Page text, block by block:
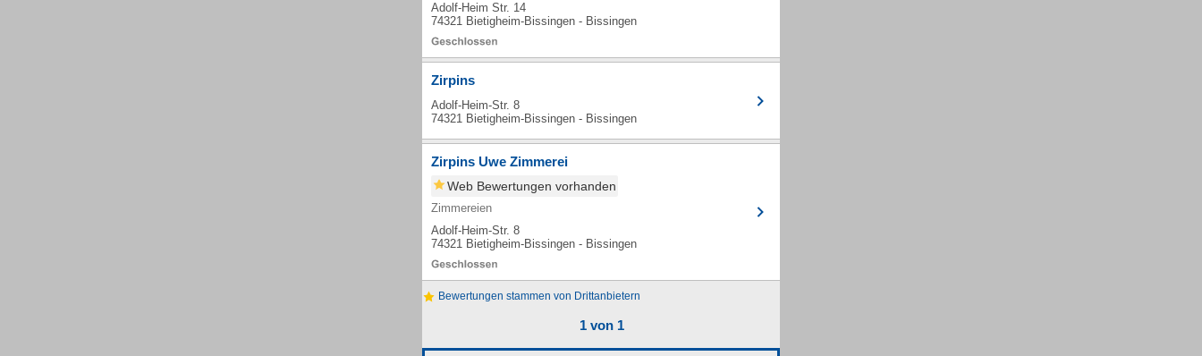
Adolf-Heim Str. 14
74321 Bietigheim-Bissingen - Bissingen
Zirpins
Adolf-Heim-Str. 8
74321 Bietigheim-Bissingen - Bissingen
Zirpins Uwe Zimmerei
Web Bewertungen vorhanden
Zimmereien
Adolf-Heim-Str. 8
74321 Bietigheim-Bissingen - Bissingen
Bewertungen stammen von Drittanbietern
1 von 1